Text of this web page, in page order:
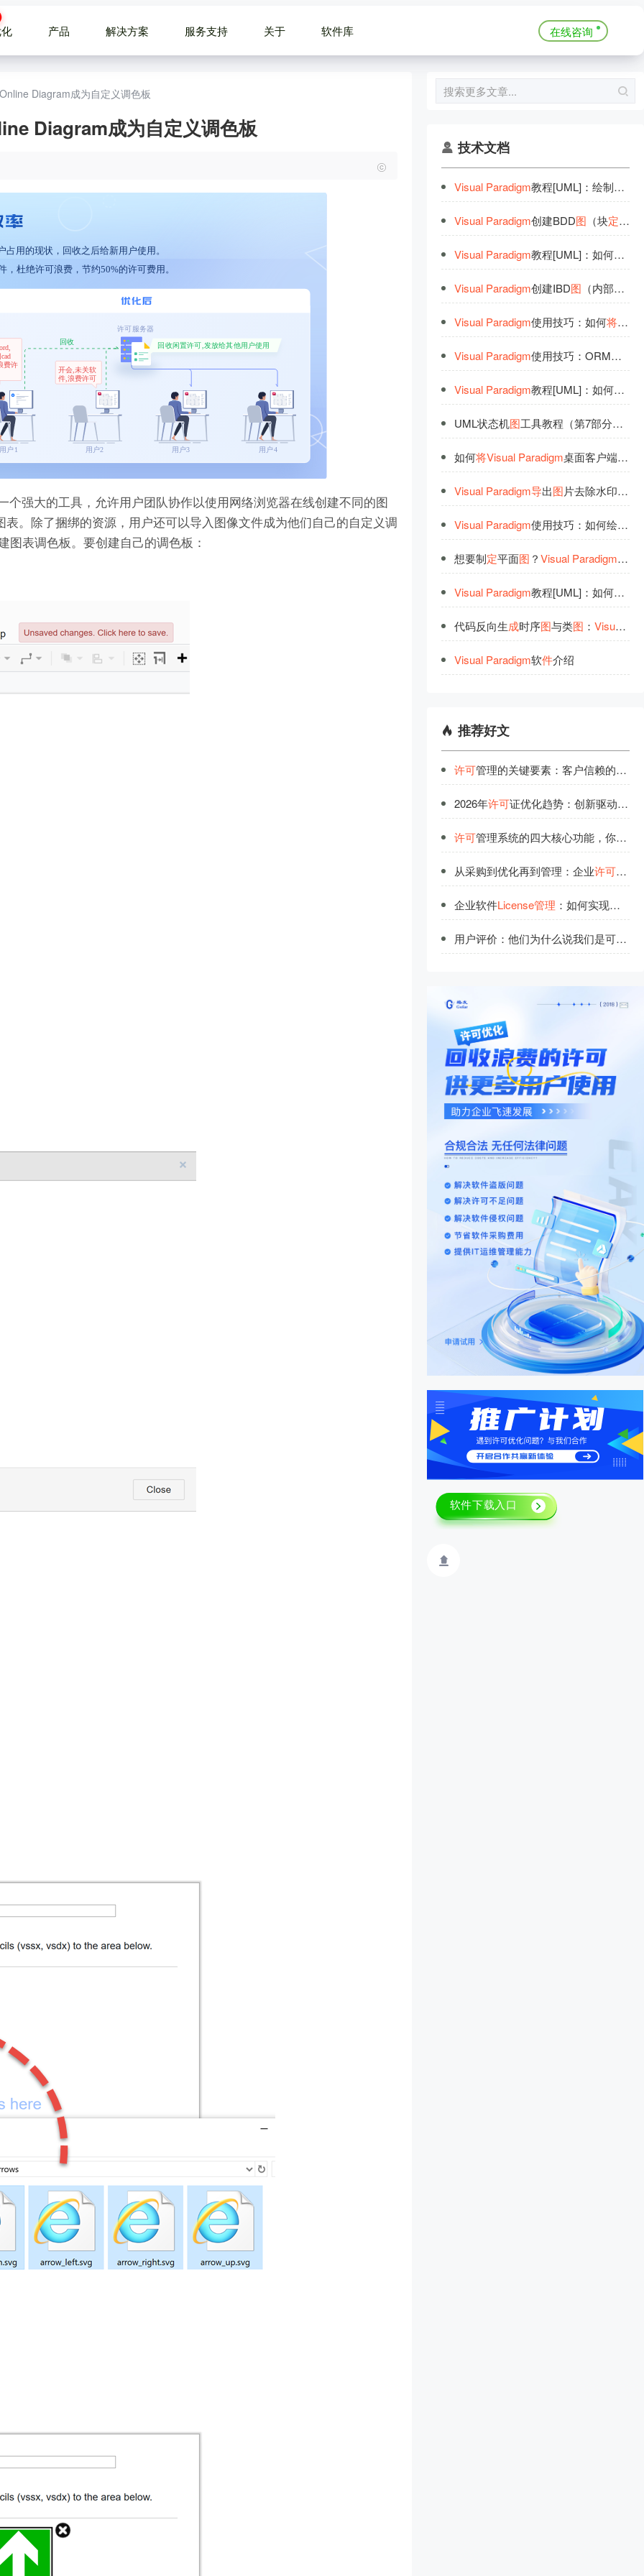
产品 解决方案 服务支持 关于 软件库 在线咨询
Diagram成为自定义调色板
Diagram成为自定义调色板
个强大的工具，允许用户团队协作以使用网络浏览器在线创建不同的图
。除了捆绑的资源，用户还可以导入图像文件成为他们自己的自定义调
表调色板。要创建自己的调色板：
技术文档
Visual Paradigm教程[UML]：绘制UML配置
Visual Paradigm创建BDD图 （块定义
Visual Paradigm教程[UML]：如何使用子
Visual Paradigm创建IBD图 （内部块
Visual Paradigm使用技巧：如何将图
Visual Paradigm使用技巧：ORM持久类的
Visual Paradigm教程[UML]：如何在UML中绘制时序
UML状态机图工具教程（第7部分）：
如何将Visual Paradigm桌面客户端连接到不同VP
Visual Paradigm导出图片去除水印的技巧
Visual Paradigm使用技巧：如何绘制思维
想要制定平面图 ？Visual Paradigm教你
Visual Paradigm教程[UML]：如何在用例
代码反向生成时序图与类图 ： Visual
Visual Paradigm软件介绍
推荐好文
许可管理的关键要素：客户信赖的选择标准
2026年许可证优化趋势：创新驱动下的高效管理模式
许可管理系统的四大核心功能，你都了解吗？
从采购到优化再到管理：企业许可全链
企业软件License管理 ：如何实现稳定可靠的全生命周期管控
用户评价：他们为什么说我们是可信赖的